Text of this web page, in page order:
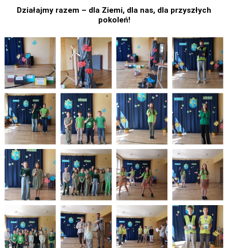
Działajmy razem – dla Ziemi, dla nas, dla przyszłych
pokoleń!